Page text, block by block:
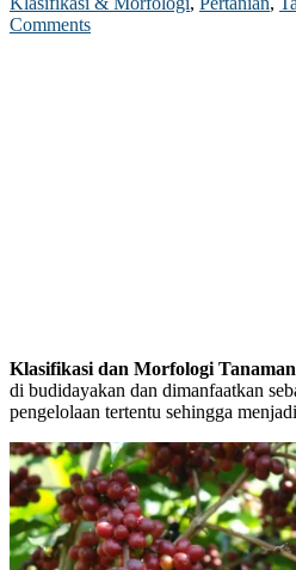
Comments
Klasifikasi dan Morfologi
di budidayakan dan dimanfaatkan
pengelolaan tertentu sehingga